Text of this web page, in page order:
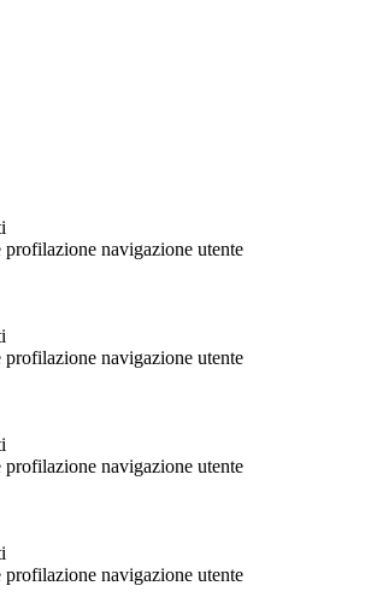
profilazione navigazione utente
profilazione navigazione utente
profilazione navigazione utente
profilazione navigazione utente